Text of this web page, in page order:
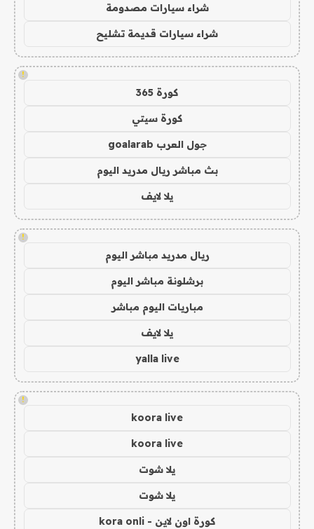
شراء سيارات مصدومة
شراء سيارات قديمة تشليح
!
كورة 365
كورة سيتي
جول العرب goalarab
بث مباشر ريال مدريد اليوم
يلا لايف
!
ريال مدريد مباشر اليوم
برشلونة مباشر اليوم
مباريات اليوم مباشر
يلا لايف
yalla live
!
koora live
koora live
يلا شوت
يلا شوت
كورة اون لاين - kora onli